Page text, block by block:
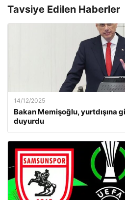
Tavsiye Edilen Haberler
14/12/2025
Bakan Memişoğlu, yurtdışına
duyurdu